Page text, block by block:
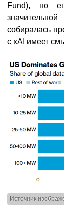
Fund), но
собиралась
с xAI имеет
Источник